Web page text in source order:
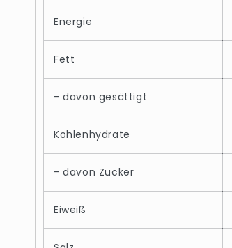
Energie
Fett
- davon gesättigt
Kohlenhydrate
- davon Zucker
Eiweiß